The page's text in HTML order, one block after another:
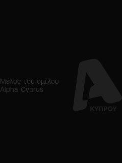
Μέλος του ομίλου
Alpha Cyprus